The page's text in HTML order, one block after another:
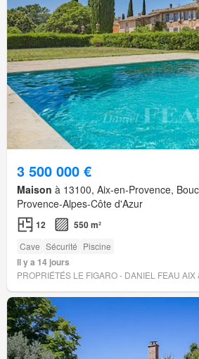
3 500 000 €
Maison à 13100, Aix-en-Provence,
Provence-Alpes-Côte d'Azur
12 550 m²
Cave Sécurité Piscine
Il y a 14 jours
PROPRIÉTÉS LE FIGARO - DANIEL FEAU AIX